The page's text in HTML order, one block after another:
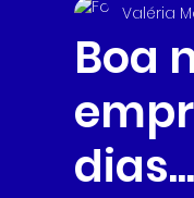
Viver na França
Boa
dias...
Valéria